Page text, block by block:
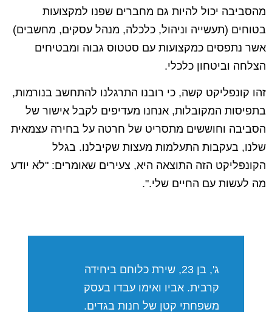
מהסביבה יכול להיות גם מחברים שפנו למקצועות
בטוחים (תעשייה וניהול, כלכלה, מנהל עסקים, מחשבים)
אשר נתפסים כמקצועות עם סטטוס גבוה ומבטיחים
הצלחה וביטחון כלכלי.
זהו קונפליקט קשה, כי רובנו התרגלנו להתחשב בנורמות,
בתפיסות המקובלות, אנחנו מעדיפים לקבל אישור של
הסביבה וחוששים מתסריט של חרטה על בחירה עצמאית
שלנו, בעקבות התעלמות מעצות שקיבלנו. בגלל
הקונפליקט הזה התוצאה היא, צעירים שאומרים: "לא יודע
מה לעשות עם החיים שלי.".
ג', בן 23, שירת כלוחם ביחידה
קרבית. אביו ואימו עבדו בעסק
משפחתי קטן של חנות בגדים.